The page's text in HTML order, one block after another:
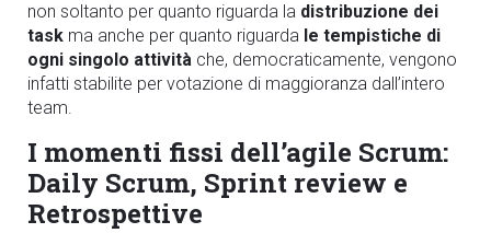
non soltanto per quanto riguarda la distribuzione dei
task ma anche per quanto riguarda le tempistiche di
ogni singolo attività che, democraticamente, vengono
infatti stabilite per votazione di maggioranza dall’intero
team.
I momenti fissi dell’agile Scrum:
Daily Scrum, Sprint review e
Retrospettive